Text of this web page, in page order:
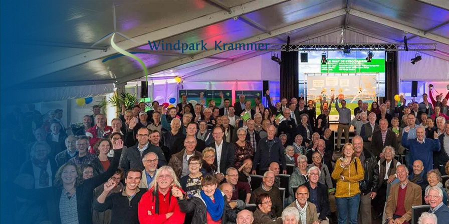
VOOR HAAR
EN ONZE
TOEKOMST
Fred Warbroek, lid Deltawind